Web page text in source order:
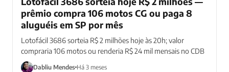
prêmio compra 106 motos CG ou paga 8
aluguéis em SP por mês
Lotofácil 3686 sorteia R$ 2 milhões hoje às 20h; valor
compraria 106 motos ou renderia R$ 24 mil mensais no CDB
Dabliu Mendes Há 3 meses